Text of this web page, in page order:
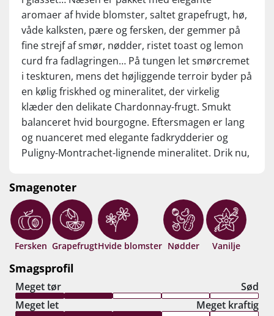
aromaer af hvide blomster, saltet grapefrugt, hø,
våde kalksten, pære og fersken, der gemmer på
fine strejf af smør, nødder, ristet toast og lemon
curd fra fadlagringen… På tungen let smørcremet
i teskturen, mens det højliggende terroir byder på
en kølig friskhed og mineralitet, der virkelig
klæder den delikate Chardonnay-frugt. Smukt
balanceret hvid bourgogne. Eftersmagen er lang
og nuanceret med elegante fadkrydderier og
Puligny-Montrachet-lignende mineralitet. Drik nu,
Smagenoter
Fersken GrapefrugtHvide blomster Nødder Vanilje
Smagsprofil
Meget tør
Sød
Meget let
Meget kraftig